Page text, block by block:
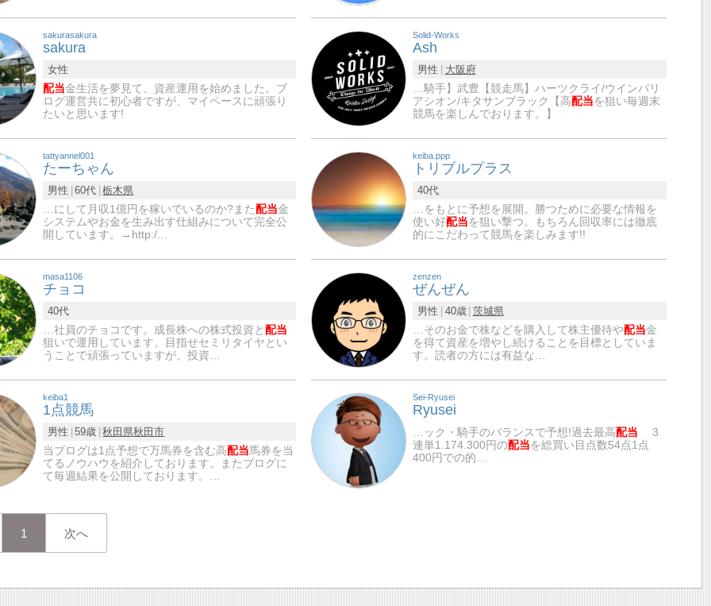
sakurasakura
sakura
女性
配当金生活を夢見て、資産運用を始めました。ブ
ログ運営共に初心者ですが、マイペースに頑張り
たいと思います!
Solid-Works
Ash
男性
大阪府
…騎手】武豊【競走馬】ハーツクライ/ウインバリ
アシオン/キタサンブラック【高配当 を狙い毎週末
競馬を楽しんでおります。】
tattyannel001
たーちゃん
男性 60代 栃木県
…にして月収1億円を稼いでいるのか?また配当金
システムやお金を生み出す仕組みについて完全公
開しています。→http:/…
keiba.ppp
トリプルプラス
40代
…をもとに予想を展開。勝つために必要な情報を
使い好配当 を狙い撃つ。もちろん回収率には徹底
的にこだわって競馬を楽しみます!!
masa1106
チョコ
40代
…社員のチョコです。成長株への株式投資と 配当
狙いで運用しています。目指せセミリタイヤとい
うことで頑張っていますが、投資…
zenzen
ぜんぜん
男性 40歳 茨城県
…そのお金で株などを購入して株主優待や配当金
を得て資産を増やし続けることを目標としていま
す。読者の方には有益な…
keiba1
1点競馬
男性 59歳 秋田県秋田市
当ブログは1点予想で万馬券を含む高配当馬券を当
てるノウハウを紹介しております。またブログに
て毎週結果を公開しております。…
Sei-Ryusei
Ryusei
…ック・騎手のバランスで予想!過去最高配当 3
連単1.174.300円の配当 を総買い目点数54点1点
400円での的…
1 次へ